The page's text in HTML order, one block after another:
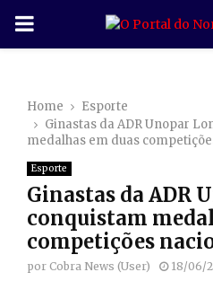
P
M
A
R
Home
Esporte
Ginastas da ADR Unopar
medalhas em duas
Esporte
Ginastas da ADR
conquistam
competições
por Cobra News (User) 18/06/